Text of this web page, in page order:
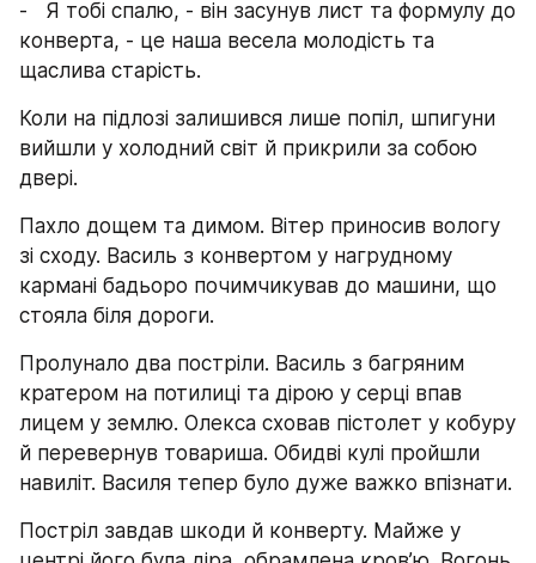
-   Я тобі спалю, - він засунув лист та формулу до
конверта, - це наша весела молодість та
щаслива старість.
Коли на підлозі залишився лише попіл, шпигуни
вийшли у холодний світ й прикрили за собою
двері.
Пахло дощем та димом. Вітер приносив вологу
зі сходу. Василь з конвертом у нагрудному
кармані бадьоро почимчикував до машини, що
стояла біля дороги.
Пролунало два постріли. Василь з багряним
кратером на потилиці та дірою у серці впав
лицем у землю. Олекса сховав пістолет у кобуру
й перевернув товариша. Обидві кулі пройшли
навиліт. Василя тепер було дуже важко впізнати.
Постріл завдав шкоди й конверту. Майже у